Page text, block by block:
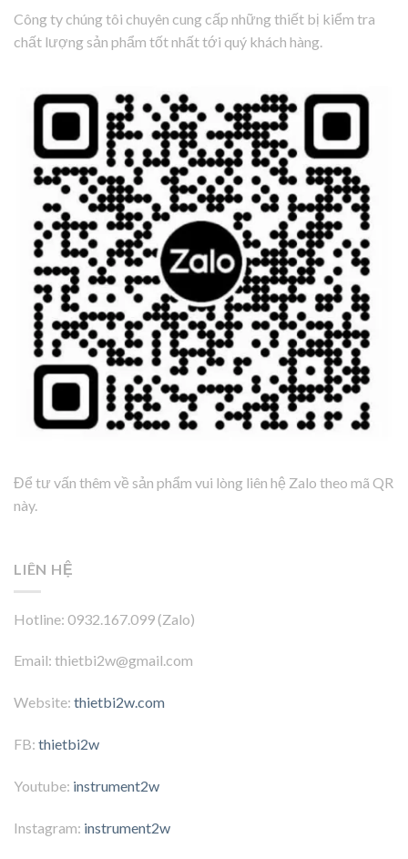
Công ty chúng tôi chuyên cung cấp những thiết bị kiểm tra
chất lượng sản phẩm tốt nhất tới quý khách hàng.
Để tư vấn thêm về sản phẩm vui lòng liên hệ Zalo theo mã QR
này.
LIÊN HỆ
Hotline: 0932.167.099 (Zalo)
Email: thietbi2w@gmail.com
Website: thietbi2w.com
FB: thietbi2w
Youtube: instrument2w
Instagram: instrument2w